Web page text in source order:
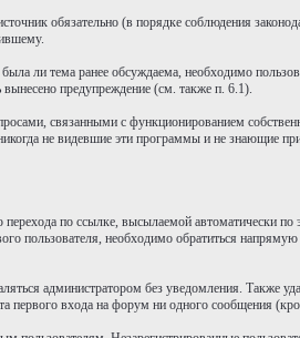
обязательно (в порядке соблюдения
ли тема ранее обсуждаема, необходимо
предупреждение (см. также п. 6.1).
связанными с функционированием
не видевшие эти программы и не знающие
по ссылке, высылаемой автоматически по
пользователя, необходимо обратиться
администратором без уведомления. Также
первого входа на форум ни одного сообщения